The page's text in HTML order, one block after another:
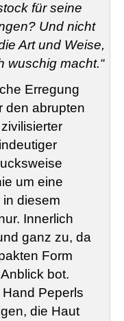
für seine
Und nicht
Art und Weise,
wuschig macht.“
Erregung
den abrupten
um eine
diesem
Innerlich
ganz zu, da
Form
bot.
Peperls
die Haut